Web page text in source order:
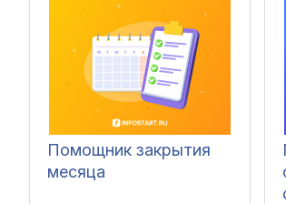
Помощник закрытия
месяца